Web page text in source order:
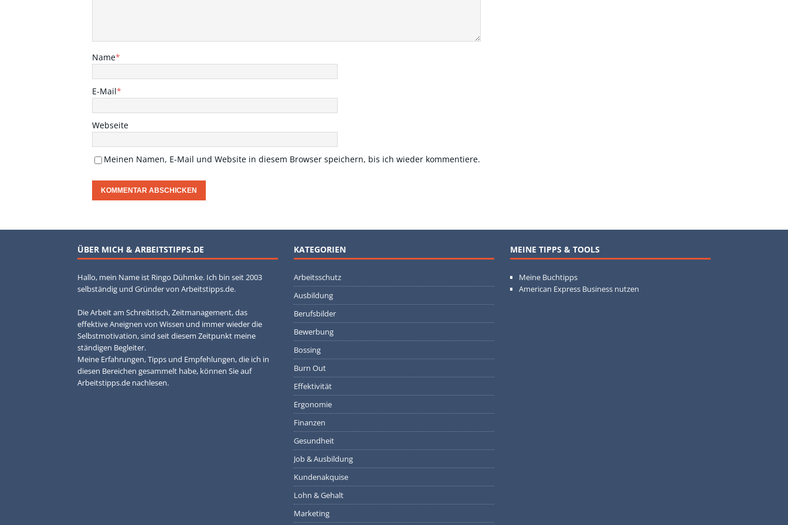
Name*
E-Mail*
Webseite
Meinen Namen, E-Mail und Website in diesem Browser speichern, bis ich wieder kommentiere.
ÜBER MICH & ARBEITSTIPPS.DE
Hallo, mein Name ist Ringo Dühmke. Ich bin seit 2003
selbständig und Gründer von Arbeitstipps.de.
Die Arbeit am Schreibtisch, Zeitmanagement, das
effektive Aneignen von Wissen und immer wieder die
Selbstmotivation, sind seit diesem Zeitpunkt meine
ständigen Begleiter.
Meine Erfahrungen, Tipps und Empfehlungen, die ich in
diesen Bereichen gesammelt habe, können Sie auf
Arbeitstipps.de nachlesen.
KATEGORIEN
Arbeitsschutz
Ausbildung
Berufsbilder
Bewerbung
Bossing
Burn Out
Effektivität
Ergonomie
Finanzen
Gesundheit
Job & Ausbildung
Kundenakquise
Lohn & Gehalt
Marketing
MEINE TIPPS & TOOLS
Meine Buchtipps
American Express Business nutzen